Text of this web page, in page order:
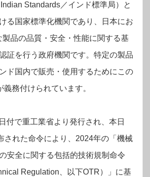
Standards／インド標準局）と
る国家標準化機関であり、日本にお
製品の品質・安全・性能に関する基
証を行う政府機関です。特定の製品
ド国内で販売・使用するためにこの
義務付けられています。
付で重工業省より発行され、本日
された命令により、2024年の「機械
安全に関する包括的技術規制命令
Regulation、以下OTR）」に基